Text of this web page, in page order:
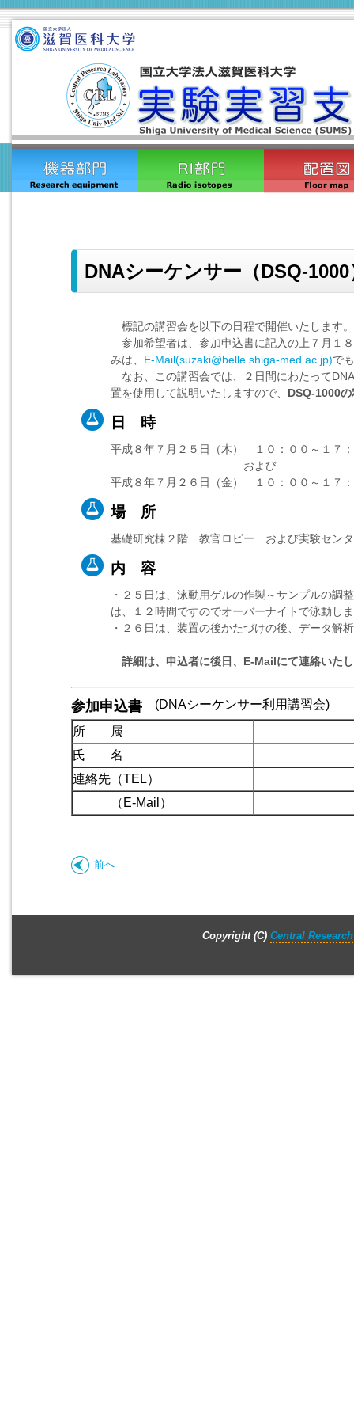
DNAシーケンサー（DSQ-
標記の講習会を以下の日程で開催いたします。
参加希望者は、参加申込書に記入の上 ７月１
みは、 E-Mail(suzaki@belle.shiga-med.ac.jp)で
なお、この講習会では、２日間にわたって
置を使用して説明いたしますので、 DSQ-1000
日 時
平成８年７月２５日（木） １０：００～１７
および
平成８年７月２６日（金） １０：００～１７
場 所
基礎研究棟２階 教官ロビー および実験セン
内 容
・２５日は、泳動用ゲルの作製～サンプルの調
は、１２時間ですのでオーバーナイトで泳動し
・２６日は、装置の後かたづけの後、データ解
詳細は、申込者に後日、E-Mailにて連絡いた
参加申込書 (DNAシーケンサー利用講習会)
所 属
氏 名
連絡先（TEL）
（E-Mail）
前へ
Copyright (C) Central